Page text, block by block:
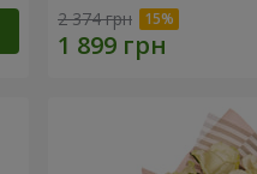
2 374 грн